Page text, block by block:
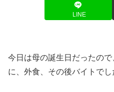
LINE
今日は母の誕生日だったの
に、外食、その後バイトでし